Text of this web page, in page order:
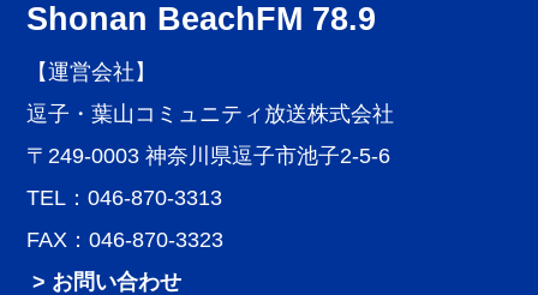
Shonan BeachFM 78.9
【運営会社】
逗子・葉山コミュニティ放送株式会社
〒249-0003 神奈川県逗子市池子2-5-6
TEL：046-870-3313
FAX：046-870-3323
> お問い合わせ